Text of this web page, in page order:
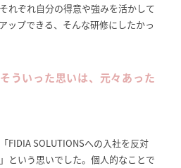
れぞれ自分の得意や強みを活かして
ップできる、そんな研修にしたかっ
ういった思いは、元々あった
FIDIA SOLUTIONSへの入社を反対
という思いでした。個人的なことで